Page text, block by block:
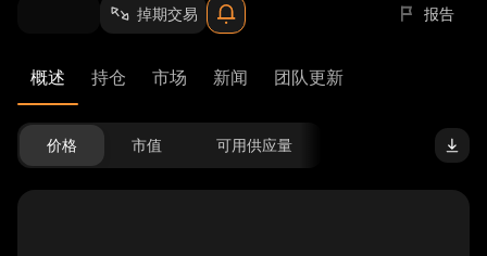
掉期交易 报告
概述 持仓 市场 新闻 团队更新
价格 市值 可用供应量